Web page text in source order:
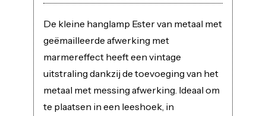
De kleine hanglamp Ester van metaal met
geëmailleerde afwerking met
marmereffect heeft een vintage
uitstraling dankzij de toevoeging van het
metaal met messing afwerking. Ideaal om
te plaatsen in een leeshoek, in